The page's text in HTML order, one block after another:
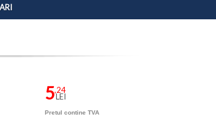
5,24
LEI
Pretul contine TVA